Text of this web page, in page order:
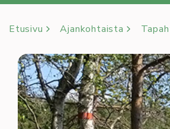
Etusivu Ajankohtaista